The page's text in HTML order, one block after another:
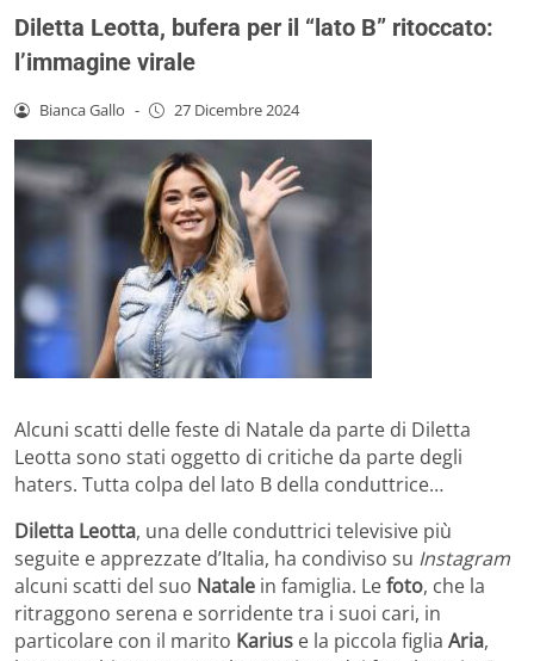
Diletta Leotta, bufera per il “lato B” ritoccato:
l’immagine virale
Bianca Gallo - 27 Dicembre 2024
Alcuni scatti delle feste di Natale da parte di Diletta
Leotta sono stati oggetto di critiche da parte degli
haters. Tutta colpa del lato B della conduttrice…
Diletta Leotta, una delle conduttrici televisive più
seguite e apprezzate d’Italia, ha condiviso su Instagram
alcuni scatti del suo Natale in famiglia. Lefoto, che la
ritraggono serena e sorridente tra i suoi cari, in
particolare con il marito Karius e la piccola figlia Aria,